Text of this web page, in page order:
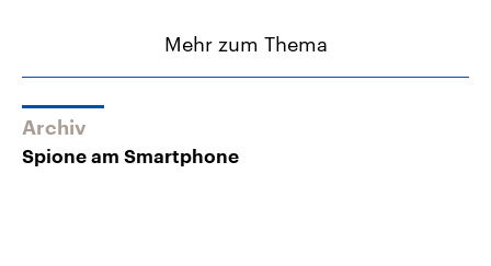
Mehr zum Thema
Archiv
Spione am Smartphone